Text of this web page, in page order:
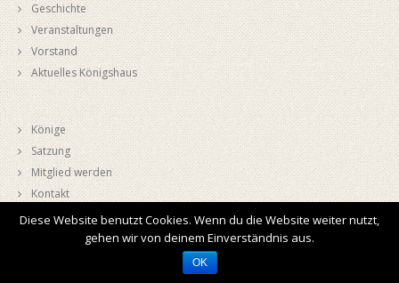
Geschichte
Veranstaltungen
Vorstand
Aktuelles Königshaus
Könige
Satzung
Mitglied werden
Kontakt
Datenschutzerklärung
Impressum
Diese Website benutzt Cookies. Wenn du die Website weiter nutzt,
gehen wir von deinem Einverständnis aus.
OK